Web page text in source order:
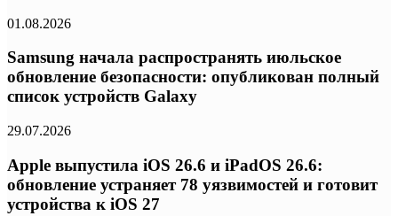
01.08.2026
Samsung начала распространять июльское
обновление безопасности: опубликован полный
список устройств Galaxy
29.07.2026
Apple выпустила iOS 26.6 и iPadOS 26.6:
обновление устраняет 78 уязвимостей и готовит
устройства к iOS 27